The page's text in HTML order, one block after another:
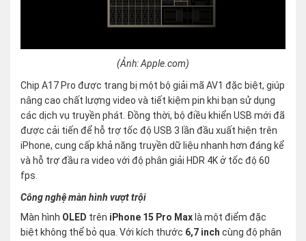
(Ảnh: Apple.com)
Chip A17 Pro được trang bị một bộ giải mã AV1 đặc biệt, giúp
nâng cao chất lượng video và tiết kiệm pin khi bạn sử dụng
các dịch vụ truyền phát. Đồng thời, bộ điều khiển USB mới đã
được cải tiến để hỗ trợ tốc độ USB 3 lần đầu xuất hiện trên
iPhone, cung cấp khả năng truyền dữ liệu nhanh hơn đáng kể
và hỗ trợ đầu ra video với độ phân giải HDR 4K ở tốc độ 60
fps.
Công nghệ màn hình vượt trội
Màn hình OLED trên iPhone 15 Pro Max là một điểm đặc
biệt không thể bỏ qua. Với kích thước 6,7 inch cùng độ phân